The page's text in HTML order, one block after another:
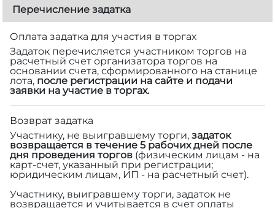
Перечисление задатка
Оплата задатка для участия в торгах
Задаток перечисляется участником торгов на
расчетный счет организатора торгов на
основании счета, сформированного на станице
лота, после регистрации на сайте и подачи
заявки на участие в торгах.
Возврат задатка
Участнику, не выигравшему торги, задаток
возвращается в течение 5 рабочих дней после
дня проведения торгов (физическим лицам - на
карт-счет, указанный при регистрации;
юридическим лицам, ИП - на расчетный счет).
Участнику, выигравшему торги, задаток не
возвращается и учитывается в счет оплаты